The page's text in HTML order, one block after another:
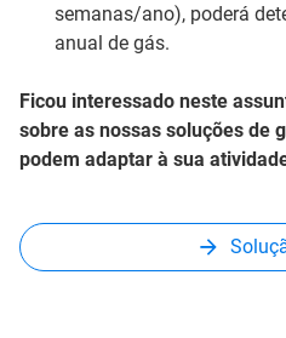
semanas/ano), poderá
anual de gás.
Ficou interessado neste
sobre as nossas soluções de
podem adaptar à sua